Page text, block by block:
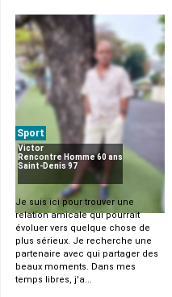
Sport
Victor
Rencontre Homme 60 ans
Saint-Denis 97
Je suis ici pour trouver une
relation amicale qui pourrait
évoluer vers quelque chose de
plus sérieux. Je recherche une
partenaire avec qui partager des
beaux moments. Dans mes
temps libres, j'a...